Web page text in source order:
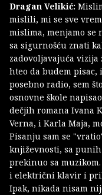
Dragan Velikić:
mislili, mi se sve
mislima, menjamo se
sa sigurnošću znati
zadovoljavajuća vizija
hteo da budem pisac,
posebno radio, sem
osnovne škole
dečjih romana Ivana
Verna, i Karla Maja,
Pisanju sam se
književnosti, sa punih
prekinuo sa
i električni klavir i
Ipak, nikada nisam